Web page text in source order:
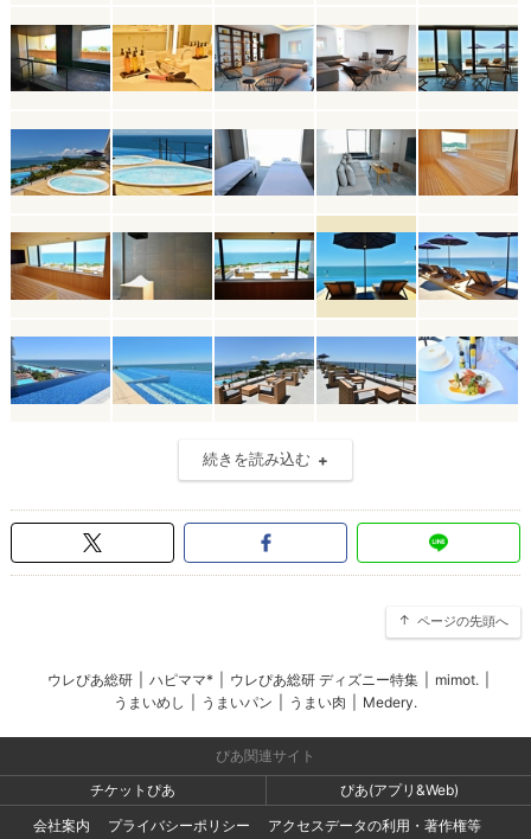
続きを読み込む
ページの先頭へ
ウレぴあ総研 ハピママ* ウレぴあ総研 ディズニー特集 mimot.
うまいめし
うまいパン うまい肉 Medery.
ぴあ関連サイト
チケットぴあ
ぴあ(アプリ&Web)
会社案内
プライバシーポリシー アクセスデータの利用・著作権等